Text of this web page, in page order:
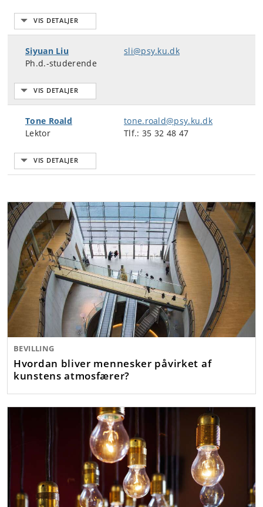
Siyuan Liu
Ph.d.-studerende
sli@psy.ku.dk
Tone Roald
Lektor
tone.roald@psy.ku.dk
Tlf.: 35 32 48 47
BEVILLING
Hvordan bliver mennesker påvirket af
kunstens atmosfærer?